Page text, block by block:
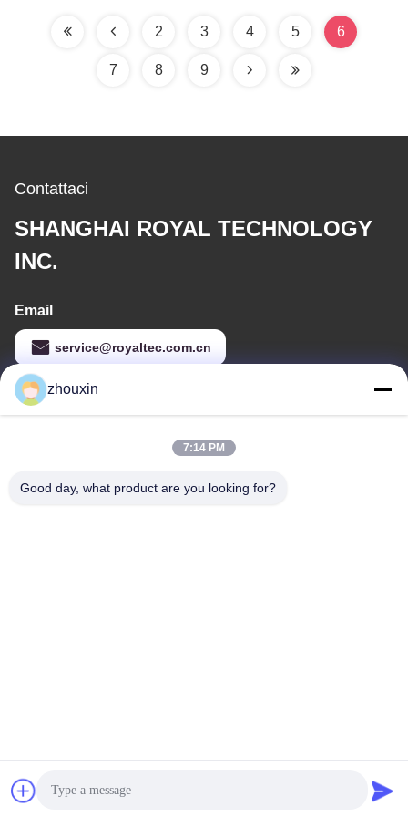
ss, multi attrezzatura del
2 3 4 5 6
7 8 9
Contattaci
SHANGHAI ROYAL TECHNOLOGY
INC.
Email
service@royaltec.com.cn
Il nostro indirizzo
SONGJIANG, SHANG HAI, CINA 201613
zhouxin
7:14 PM
Good day, what product are you looking for?